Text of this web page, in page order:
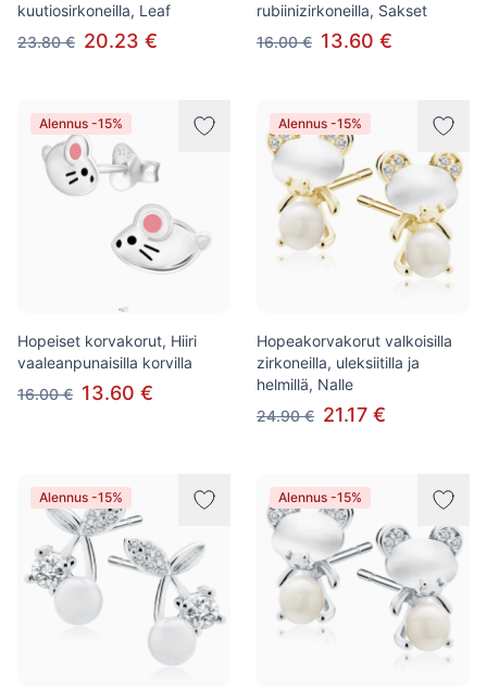
kuutiosirkoneilla, Leaf
23.80 € 20.23 €
rubiinizirkoneilla, Sakset
16.00 € 13.60 €
Alennus -15%
Hopeiset korvakorut, Hiiri
vaaleanpunaisilla korvilla
16.00 € 13.60 €
Alennus -15%
Hopeakorvakorut valkoisilla
zirkoneilla, uleksiitilla ja
helmillä, Nalle
24.90 € 21.17 €
Alennus -15% Alennus -15%